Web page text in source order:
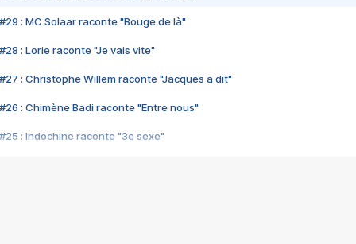
#29 : MC Solaar raconte "Bouge de là"
#28 : Lorie raconte "Je vais vite"
#27 : Christophe Willem raconte "Jacques a dit"
#26 : Chimène Badi raconte "Entre nous"
#25 : Indochine raconte "3e sexe"